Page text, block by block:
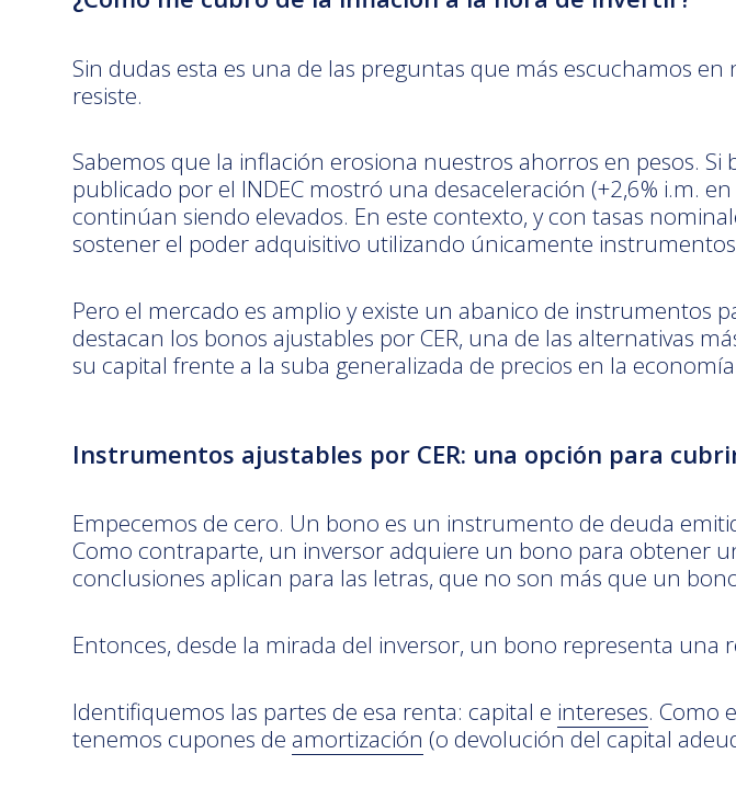
Sin dudas esta es una de las preguntas que más escuchamos
resiste.
Sabemos que la inflación erosiona nuestros ahorros en pesos.
publicado por el INDEC mostró una desaceleración (+2,6% i.m.
continúan siendo elevados. En este contexto, y con tasas
sostener el poder adquisitivo utilizando únicamente
Pero el mercado es amplio y existe un abanico de instrumentos
destacan los bonos ajustables por CER, una de las alternativas
su capital frente a la suba generalizada de precios en la
Instrumentos ajustables por CER: una opción para
Empecemos de cero. Un bono es un instrumento de deuda
Como contraparte, un inversor adquiere un bono para obtener
conclusiones aplican para las letras, que no son más que un
Entonces, desde la mirada del inversor, un bono representa una
Identifiquemos las partes de esa renta: capital e intereses. Como
tenemos cupones de amortización (o devolución del capital